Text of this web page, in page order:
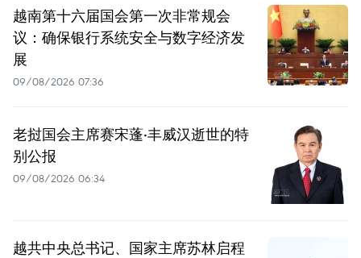
越南第十六届国会第一次非常规会
议：确保银行系统安全与数字经济发
展
09/08/2026 07:36
老挝国会主席赛宋蓬·丰威汉逝世的特
别公报
09/08/2026 06:34
越共中央总书记、国家主席苏林启程